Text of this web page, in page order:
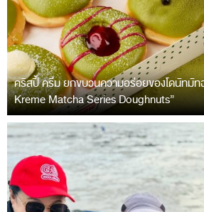
คริสปี้ ครีม ยกขบวนความอร่อยของโดนัทมัท
Kreme Matcha Series Doughnuts”